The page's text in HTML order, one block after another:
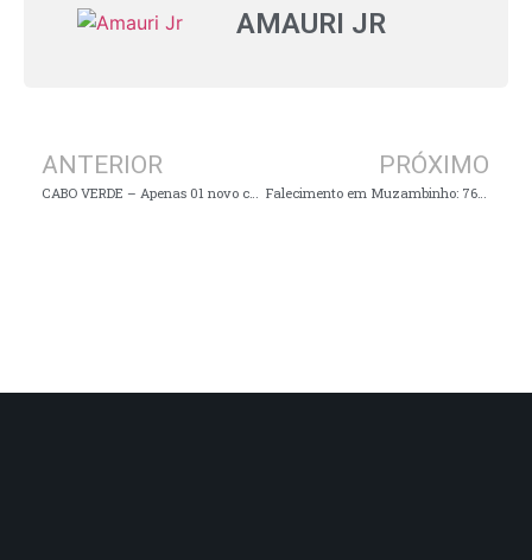
AMAURI JR
ANTERIOR
CABO VERDE – Apenas 01 novo caso de COVID ontem (06)
PRÓXIMO
Falecimento em Muzambinho: 76 anos